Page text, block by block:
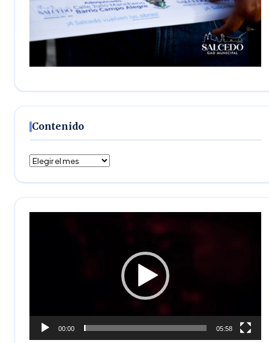
Contenido
Contenido
00:00 05:58